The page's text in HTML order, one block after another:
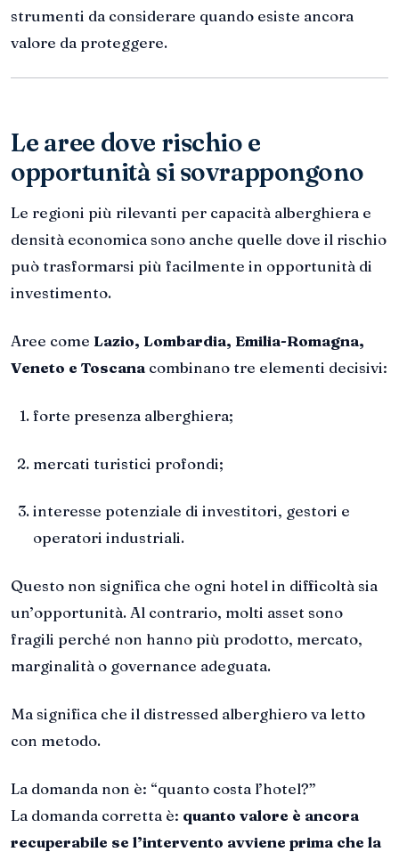
strumenti da considerare quando esiste ancora
valore da proteggere.
Le aree dove rischio e
opportunità si sovrappongono
Le regioni più rilevanti per capacità alberghiera e
densità economica sono anche quelle dove il rischio
può trasformarsi più facilmente in opportunità di
investimento.
Aree come Lazio, Lombardia, Emilia-Romagna,
Veneto e Toscana combinano tre elementi decisivi:
forte presenza alberghiera;
mercati turistici profondi;
interesse potenziale di investitori, gestori e
operatori industriali.
Questo non significa che ogni hotel in difficoltà sia
un’opportunità. Al contrario, molti asset sono
fragili perché non hanno più prodotto, mercato,
marginalità o governance adeguata.
Ma significa che il distressed alberghiero va letto
con metodo.
La domanda non è: “quanto costa l’hotel?”
La domanda corretta è: quanto valore è ancora
recuperabile se l’intervento avviene prima che la